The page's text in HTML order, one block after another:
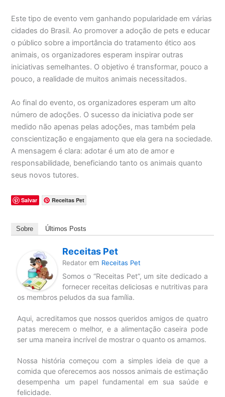
Este tipo de evento vem ganhando popularidade em várias
cidades do Brasil. Ao promover a adoção de pets e educar
o público sobre a importância do tratamento ético aos
animais, os organizadores esperam inspirar outras
iniciativas semelhantes. O objetivo é transformar, pouco a
pouco, a realidade de muitos animais necessitados.
Ao final do evento, os organizadores esperam um alto
número de adoções. O sucesso da iniciativa pode ser
medido não apenas pelas adoções, mas também pela
conscientização e engajamento que ela gera na sociedade.
A mensagem é clara: adotar é um ato de amor e
responsabilidade, beneficiando tanto os animais quanto
seus novos tutores.
Salvar Receitas Pet
Sobre Últimos Posts
Receitas Pet
Redator em Receitas Pet
Somos o “Receitas Pet”, um site dedicado a
fornecer receitas deliciosas e nutritivas para
os membros peludos da sua família.
Aqui, acreditamos que nossos queridos amigos de quatro
patas merecem o melhor, e a alimentação caseira pode
ser uma maneira incrível de mostrar o quanto os amamos.
Nossa história começou com a simples ideia de que a
comida que oferecemos aos nossos animais de estimação
desempenha um papel fundamental em sua saúde e
felicidade.